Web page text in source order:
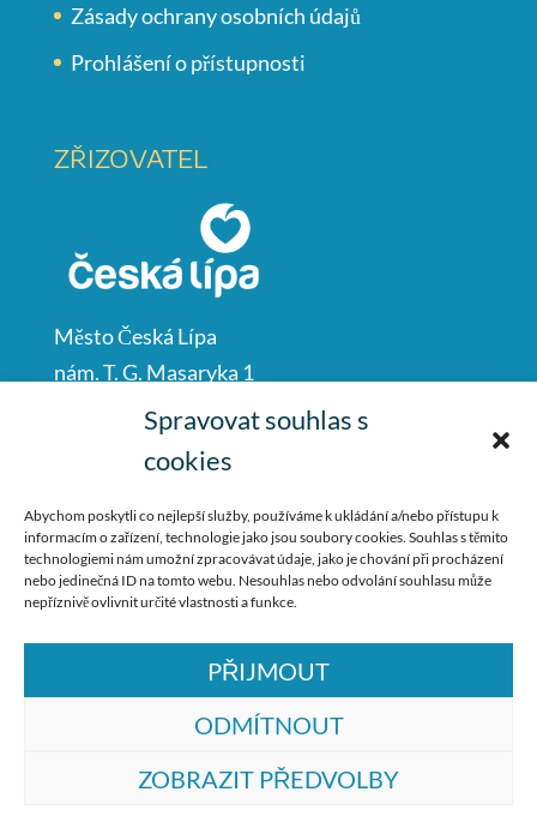
Spravovat souhlas s
cookies
Abychom poskytli co nejlepší služby, používáme k ukládání a/nebo přístupu k
informacím o zařízení, technologie jako jsou soubory cookies. Souhlas s těmito
technologiemi nám umožní zpracovávat údaje, jako je chování při procházení
nebo jedinečná ID na tomto webu. Nesouhlas nebo odvolání souhlasu může
nepříznivě ovlivnit určité vlastnosti a funkce.
PŘIJMOUT
ODMÍTNOUT
ZOBRAZIT PŘEDVOLBY
Zásady ochrany osobních údajů
Prohlášení o přístupnosti
ZŘIZOVATEL
Město Česká Lípa
nám. T. G. Masaryka 1
Česká Lípa
487 881 111
podatelna@mucl.cz